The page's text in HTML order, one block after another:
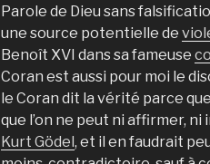
Parole de Dieu sans
une source potentielle de
Benoît XVI dans sa fameuse
Coran est aussi pour moi le
le Coran dit la vérité parce
que l’on ne peut ni affirmer,
Kurt Gödel , et il en faudrait